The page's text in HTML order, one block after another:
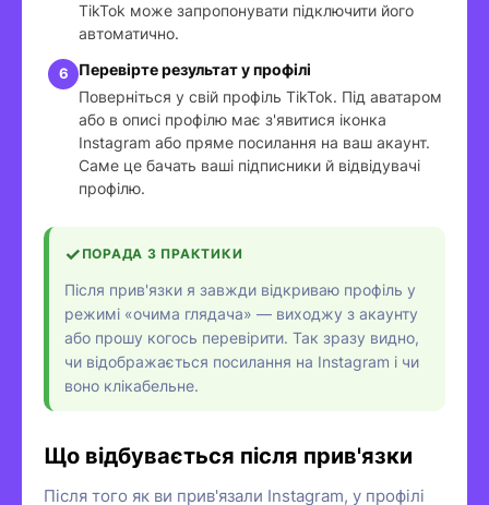
TikTok може запропонувати підключити його
автоматично.
Перевірте результат у профілі
Поверніться у свій профіль TikTok. Під аватаром
або в описі профілю має з'явитися іконка
Instagram або пряме посилання на ваш акаунт.
Саме це бачать ваші підписники й відвідувачі
профілю.
ПОРАДА З ПРАКТИКИ
Після прив'язки я завжди відкриваю профіль у
режимі «очима глядача» — виходжу з акаунту
або прошу когось перевірити. Так зразу видно,
чи відображається посилання на Instagram і чи
воно клікабельне.
Що відбувається після прив'язки
Після того як ви прив'язали Instagram, у профілі